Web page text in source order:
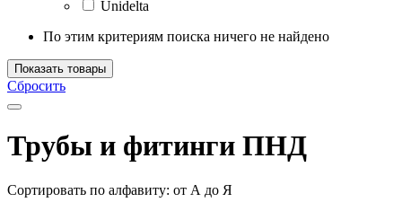
Unidelta
По этим критериям поиска ничего не найдено
Показать товары
Сбросить
Трубы и фитинги ПНД
Сортировать по алфавиту: от А до Я